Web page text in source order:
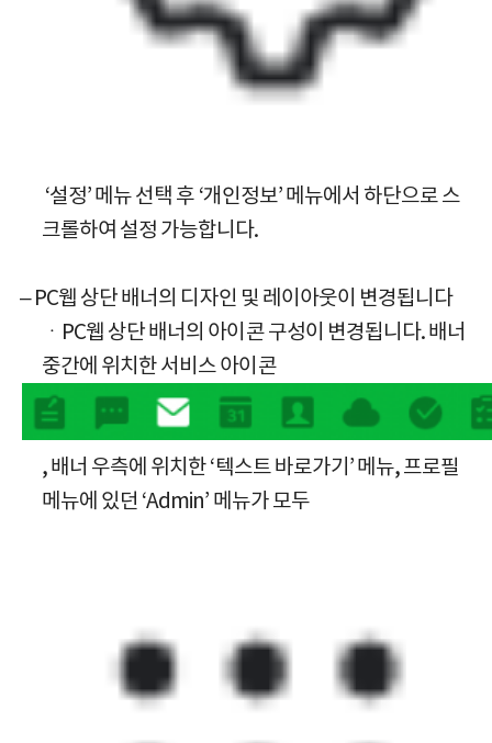
‘설정’ 메뉴 선택 후 ‘개인정보’ 메뉴에서 하단으로 스
크롤하여 설정 가능합니다.
– PC웹 상단 배너의 디자인 및 레이아웃이 변경됩니다
ㆍPC웹 상단 배너의 아이콘 구성이 변경됩니다. 배너
중간에 위치한 서비스 아이콘
, 배너 우측에 위치한 ‘텍스트 바로가기’ 메뉴, 프로필
메뉴에 있던 ‘Admin’ 메뉴가 모두